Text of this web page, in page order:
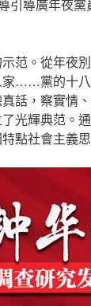
引導廣年夜
范。從年夜
……黨的十
話，察實情
光輝典范。
點社會主義